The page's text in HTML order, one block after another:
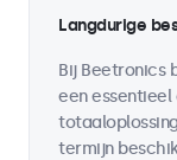
Langdurige
Bij Beetronics
een essentieel
termijn